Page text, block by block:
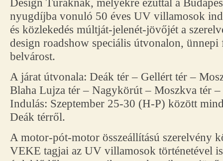
Design Túráknak, melyekre ezúttal a
nyugdíjba vonuló 50 éves UV villamosok
és közlekedés múltját-jelenét-jövőjét a
design roadshow speciális útvonalon, ünnepi
belvárost.
A járat útvonala: Deák tér – Gellért tér –
Blaha Lujza tér – Nagykörút – Moszkva tér
Indulás: Szeptember 25-30 (H-P) között
Deák térről.
A motor-pót-motor összeállítású szerelvény
VEKE tagjai az UV villamosok történetével